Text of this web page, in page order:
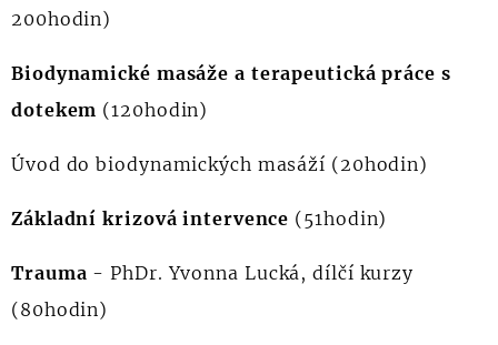
200hodin)
Biodynamické masáže a terapeutická práce s
dotekem (120hodin)
Úvod do biodynamických masáží (20hodin)
Základní krizová intervence (51hodin)
Trauma - PhDr. Yvonna Lucká, dílčí kurzy
(80hodin)